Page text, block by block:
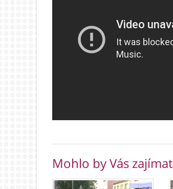
Mohlo by Vás zajímat